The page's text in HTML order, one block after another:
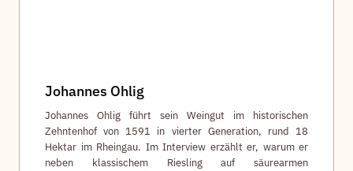
Johannes Ohlig
Johannes Ohlig führt sein Weingut im historischen
Zehntenhof von 1591 in vierter Generation, rund 18
Hektar im Rheingau. Im Interview erzählt er, warum er
neben klassischem Riesling auf säurearmen